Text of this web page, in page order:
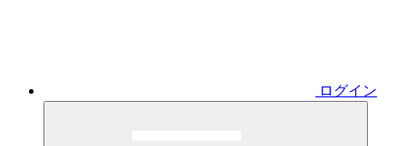
ログイン